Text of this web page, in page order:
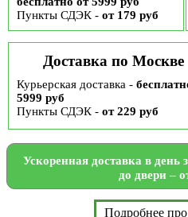
Пункты СДЭК - от 179 руб
Доставка по Москве
Курьерская доставка -
5999 руб
Пункты СДЭК - от 229 руб
Ускоренная доставка в день
до двери –
Подробнее